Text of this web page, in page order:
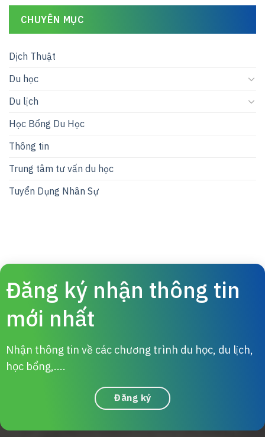
CHUYÊN MỤC
Dịch Thuật
Du học
Du lịch
Học Bổng Du Học
Thông tin
Trung tâm tư vấn du học
Tuyển Dụng Nhân Sự
Đăng ký nhận thông tin
mới nhất
Nhận thông tin về các chương trình du học, du lịch,
học bổng,....
Đăng ký